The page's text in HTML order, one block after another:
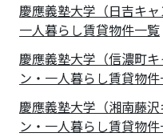
慶應義塾大学（日吉キ
一人暮らし賃貸物件一覧
慶應義塾大学（信濃町
ン・一人暮らし賃貸物
慶應義塾大学（湘南藤
ン・一人暮らし賃貸物